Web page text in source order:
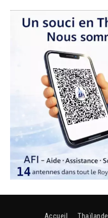
Accueil Thaïlande